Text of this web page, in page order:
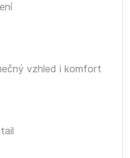
vzhled i komfort